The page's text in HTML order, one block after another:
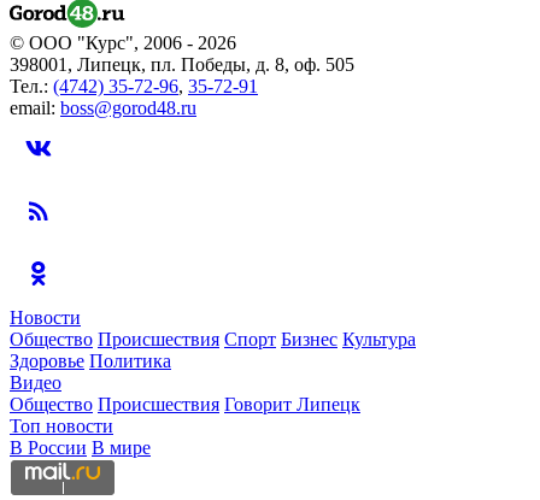
© ООО "Курс", 2006 - 2026
398001, Липецк, пл. Победы, д. 8, оф. 505
Тел.: (4742) 35-72-96, 35-72-91
email: boss@gorod48.ru
Новости
Общество Происшествия Спорт Бизнес Культура
Здоровье Политика
Видео
Общество Происшествия Говорит Липецк
Топ новости
В России В мире